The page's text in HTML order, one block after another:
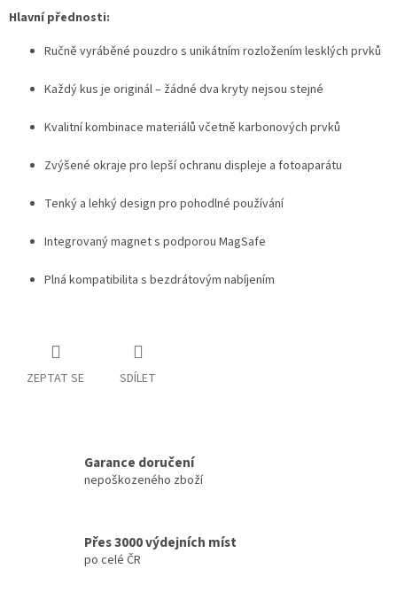
Hlavní přednosti:
Ručně vyráběné pouzdro s unikátním rozložením lesklých prvků
Každý kus je originál – žádné dva kryty nejsou stejné
Kvalitní kombinace materiálů včetně karbonových prvků
Zvýšené okraje pro lepší ochranu displeje a fotoaparátu
Tenký a lehký design pro pohodlné používání
Integrovaný magnet s podporou MagSafe
Plná kompatibilita s bezdrátovým nabíjením
ZEPTAT SE SDÍLET
Garance doručení
nepoškozeného zboží
Přes 3000 výdejních míst
po celé ČR